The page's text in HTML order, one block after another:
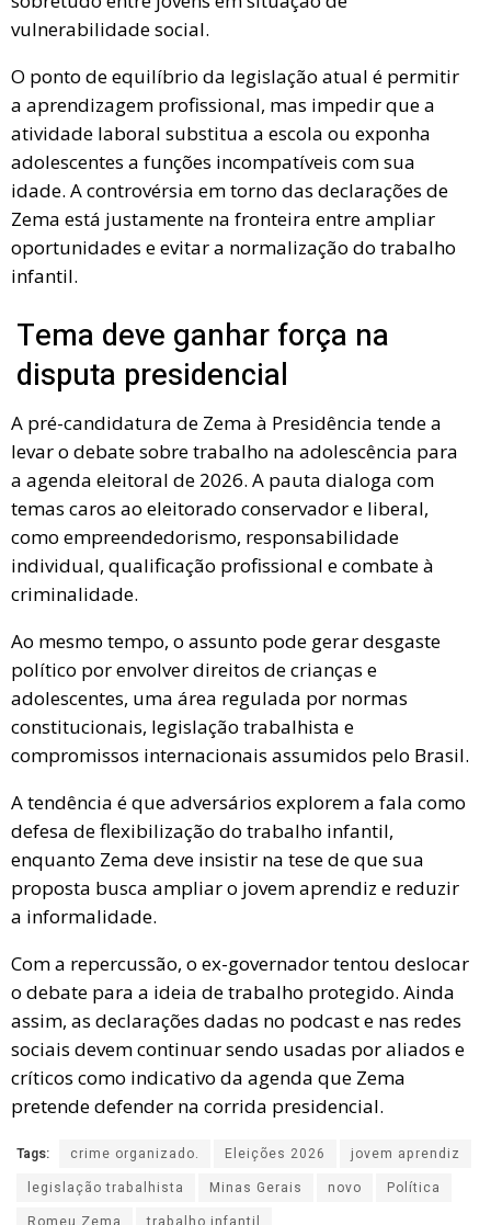
vulnerabilidade social.
O ponto de equilíbrio da legislação atual é permitir
a aprendizagem profissional, mas impedir que a
atividade laboral substitua a escola ou exponha
adolescentes a funções incompatíveis com sua
idade. A controvérsia em torno das declarações de
Zema está justamente na fronteira entre ampliar
oportunidades e evitar a normalização do trabalho
infantil.
Tema deve ganhar força na
disputa presidencial
A pré-candidatura de Zema à Presidência tende a
levar o debate sobre trabalho na adolescência para
a agenda eleitoral de 2026. A pauta dialoga com
temas caros ao eleitorado conservador e liberal,
como empreendedorismo, responsabilidade
individual, qualificação profissional e combate à
criminalidade.
Ao mesmo tempo, o assunto pode gerar desgaste
político por envolver direitos de crianças e
adolescentes, uma área regulada por normas
constitucionais, legislação trabalhista e
compromissos internacionais assumidos pelo Brasil.
A tendência é que adversários explorem a fala como
defesa de flexibilização do trabalho infantil,
enquanto Zema deve insistir na tese de que sua
proposta busca ampliar o jovem aprendiz e reduzir
a informalidade.
Com a repercussão, o ex-governador tentou deslocar
o debate para a ideia de trabalho protegido. Ainda
assim, as declarações dadas no podcast e nas redes
sociais devem continuar sendo usadas por aliados e
críticos como indicativo da agenda que Zema
pretende defender na corrida presidencial.
Tags: crime organizado. Eleições 2026
jovem aprendiz
legislação trabalhista
Minas Gerais novo
Política